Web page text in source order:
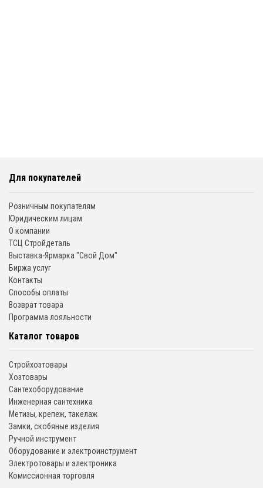
Для покупателей
Розничным покупателям
Юридическим лицам
О компании
ТСЦ Стройдеталь
Выставка-Ярмарка "Свой Дом"
Биржа услуг
Контакты
Способы оплаты
Возврат товара
Программа лояльности
Каталог товаров
Стройхозтовары
Хозтовары
Сантехоборудование
Инженерная сантехника
Метизы, крепеж, такелаж
Замки, скобяные изделия
Ручной инструмент
Оборудование и электроинструмент
Электротовары и электроника
Комиссионная торговля